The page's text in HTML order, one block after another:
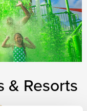
& Resorts